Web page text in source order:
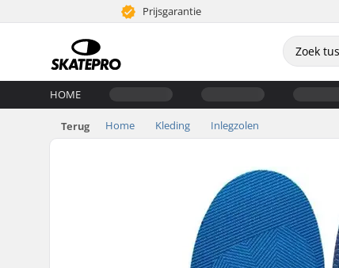
Prijsgarantie
HOME
Terug Home Kleding Inlegzolen